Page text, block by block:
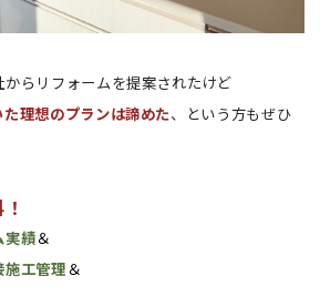
らリフォームを提案されたけど
理想のプランは諦めた、という方もぜひ
実績＆
施工管理 ＆